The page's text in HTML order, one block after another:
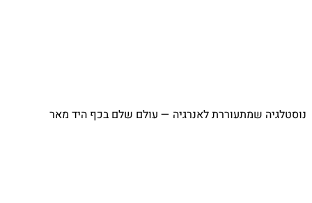
⁨ נוסטלגיה שמתעוררת לאנרגיה — עולם שלם בכף היד מאר